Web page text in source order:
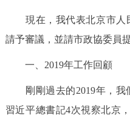
DEUTSCH
ITALIANO
現在，我代表北京市人
請予審議，並請市政協委員
一、2019年工作回顧
剛剛過去的2019年，我
習近平總書記4次視察北京